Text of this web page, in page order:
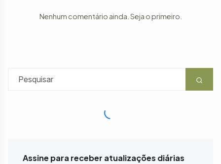
Nenhum comentário ainda. Seja o primeiro.
Assine para receber atualizações diárias